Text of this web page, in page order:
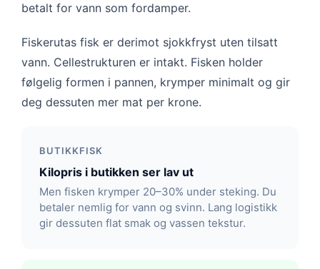
betalt for vann som fordamper.
Fiskerutas fisk er derimot sjokkfryst uten tilsatt
vann. Cellestrukturen er intakt. Fisken holder
følgelig formen i pannen, krymper minimalt og gir
deg dessuten mer mat per krone.
BUTIKKFISK
Kilopris i butikken ser lav ut
Men fisken krymper 20–30% under steking. Du
betaler nemlig for vann og svinn. Lang logistikk
gir dessuten flat smak og vassen tekstur.